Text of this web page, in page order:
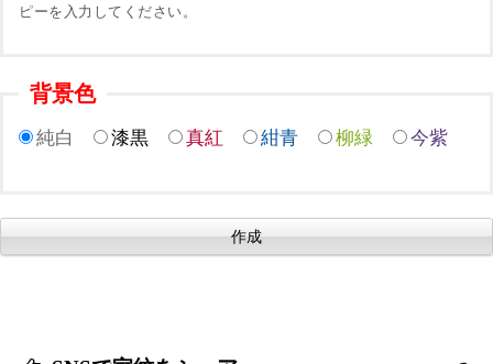
ピーを入力してください。
背景色
純白 漆黒 真紅 紺青 柳緑 今紫